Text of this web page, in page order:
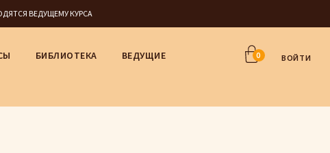
ВЕДУЩЕМУ КУРСА
0 ВОЙТИ
БИБЛИОТЕКА
ВЕДУЩИЕ